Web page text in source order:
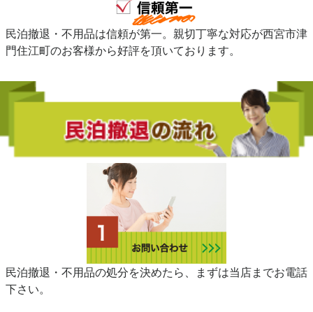
民泊撤退・不用品は信頼が第一。親切丁寧な対応が西宮市津
門住江町のお客様から好評を頂いております。
民泊撤退・不用品の処分を決めたら、まずは当店までお電話
下さい。